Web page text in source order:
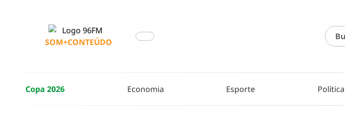
SOM+CONTEÚDO
Copa 2026 Economia Esporte Política